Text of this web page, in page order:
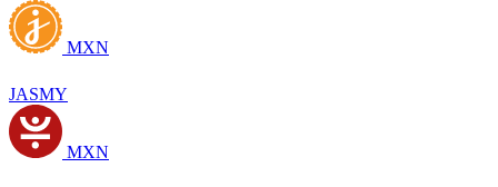
MXN
JASMY
MXN